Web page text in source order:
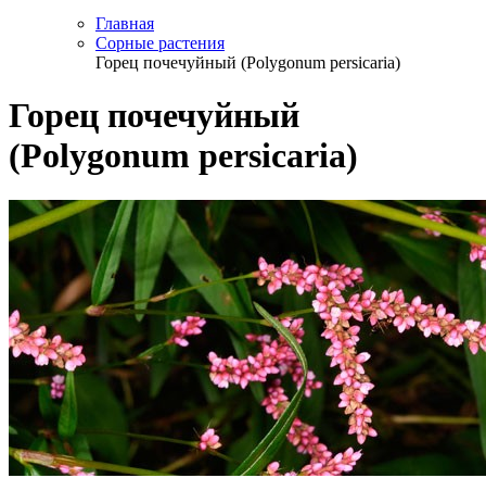
Главная
Сорные растения
Горец почечуйный (Polygonum persicaria)
Горец почечуйный
(Polygonum persicaria)